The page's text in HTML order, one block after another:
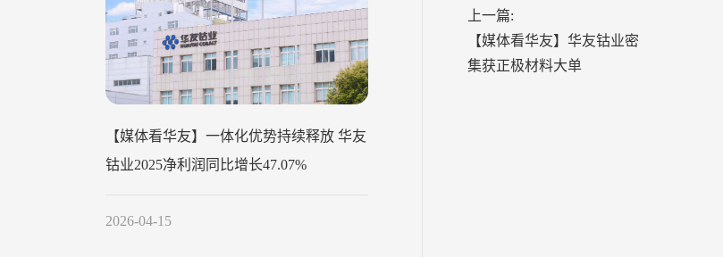
【媒体看华友】一体化优势持续释放 华友
钴业2025净利润同比增长47.07%
2026-04-15
上一篇:
【媒体看华友】华友钴业密
集获正极材料大单